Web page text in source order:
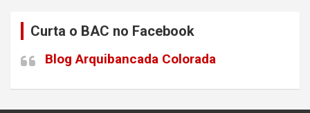
Curta o BAC no Facebook
Blog Arquibancada Colorada